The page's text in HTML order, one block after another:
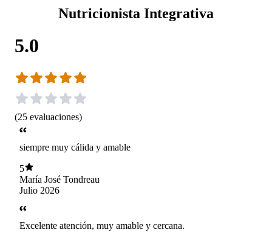
Nutricionista Integrativa
5.0
(25 evaluaciones)
siempre muy cálida y amable
5
María José Tondreau
Julio 2026
Excelente atención, muy amable y cercana.